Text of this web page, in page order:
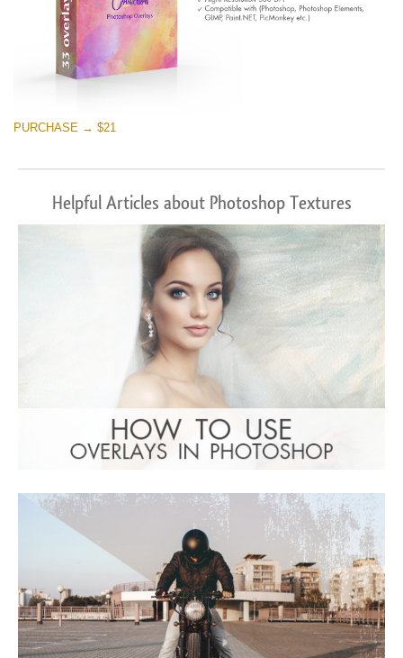
PURCHASE → $21
Helpful Articles about Photoshop Textures